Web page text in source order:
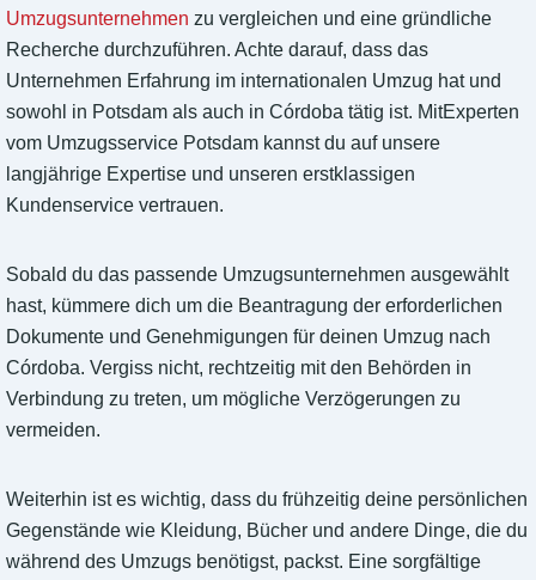
Umzugsunternehmen zu vergleichen und eine gründliche
Recherche durchzuführen. Achte darauf, dass das
Unternehmen Erfahrung im internationalen Umzug hat und
sowohl in Potsdam als auch in Córdoba tätig ist. MitExperten
vom Umzugsservice Potsdam kannst du auf unsere
langjährige Expertise und unseren erstklassigen
Kundenservice vertrauen.
Sobald du das passende Umzugsunternehmen ausgewählt
hast, kümmere dich um die Beantragung der erforderlichen
Dokumente und Genehmigungen für deinen Umzug nach
Córdoba. Vergiss nicht, rechtzeitig mit den Behörden in
Verbindung zu treten, um mögliche Verzögerungen zu
vermeiden.
Weiterhin ist es wichtig, dass du frühzeitig deine persönlichen
Gegenstände wie Kleidung, Bücher und andere Dinge, die du
während des Umzugs benötigst, packst. Eine sorgfältige